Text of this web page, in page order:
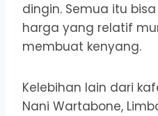
dingin. Semua itu
harga yang relatif
membuat kenyang.
Kelebihan lain dari
Nani Wartabone,